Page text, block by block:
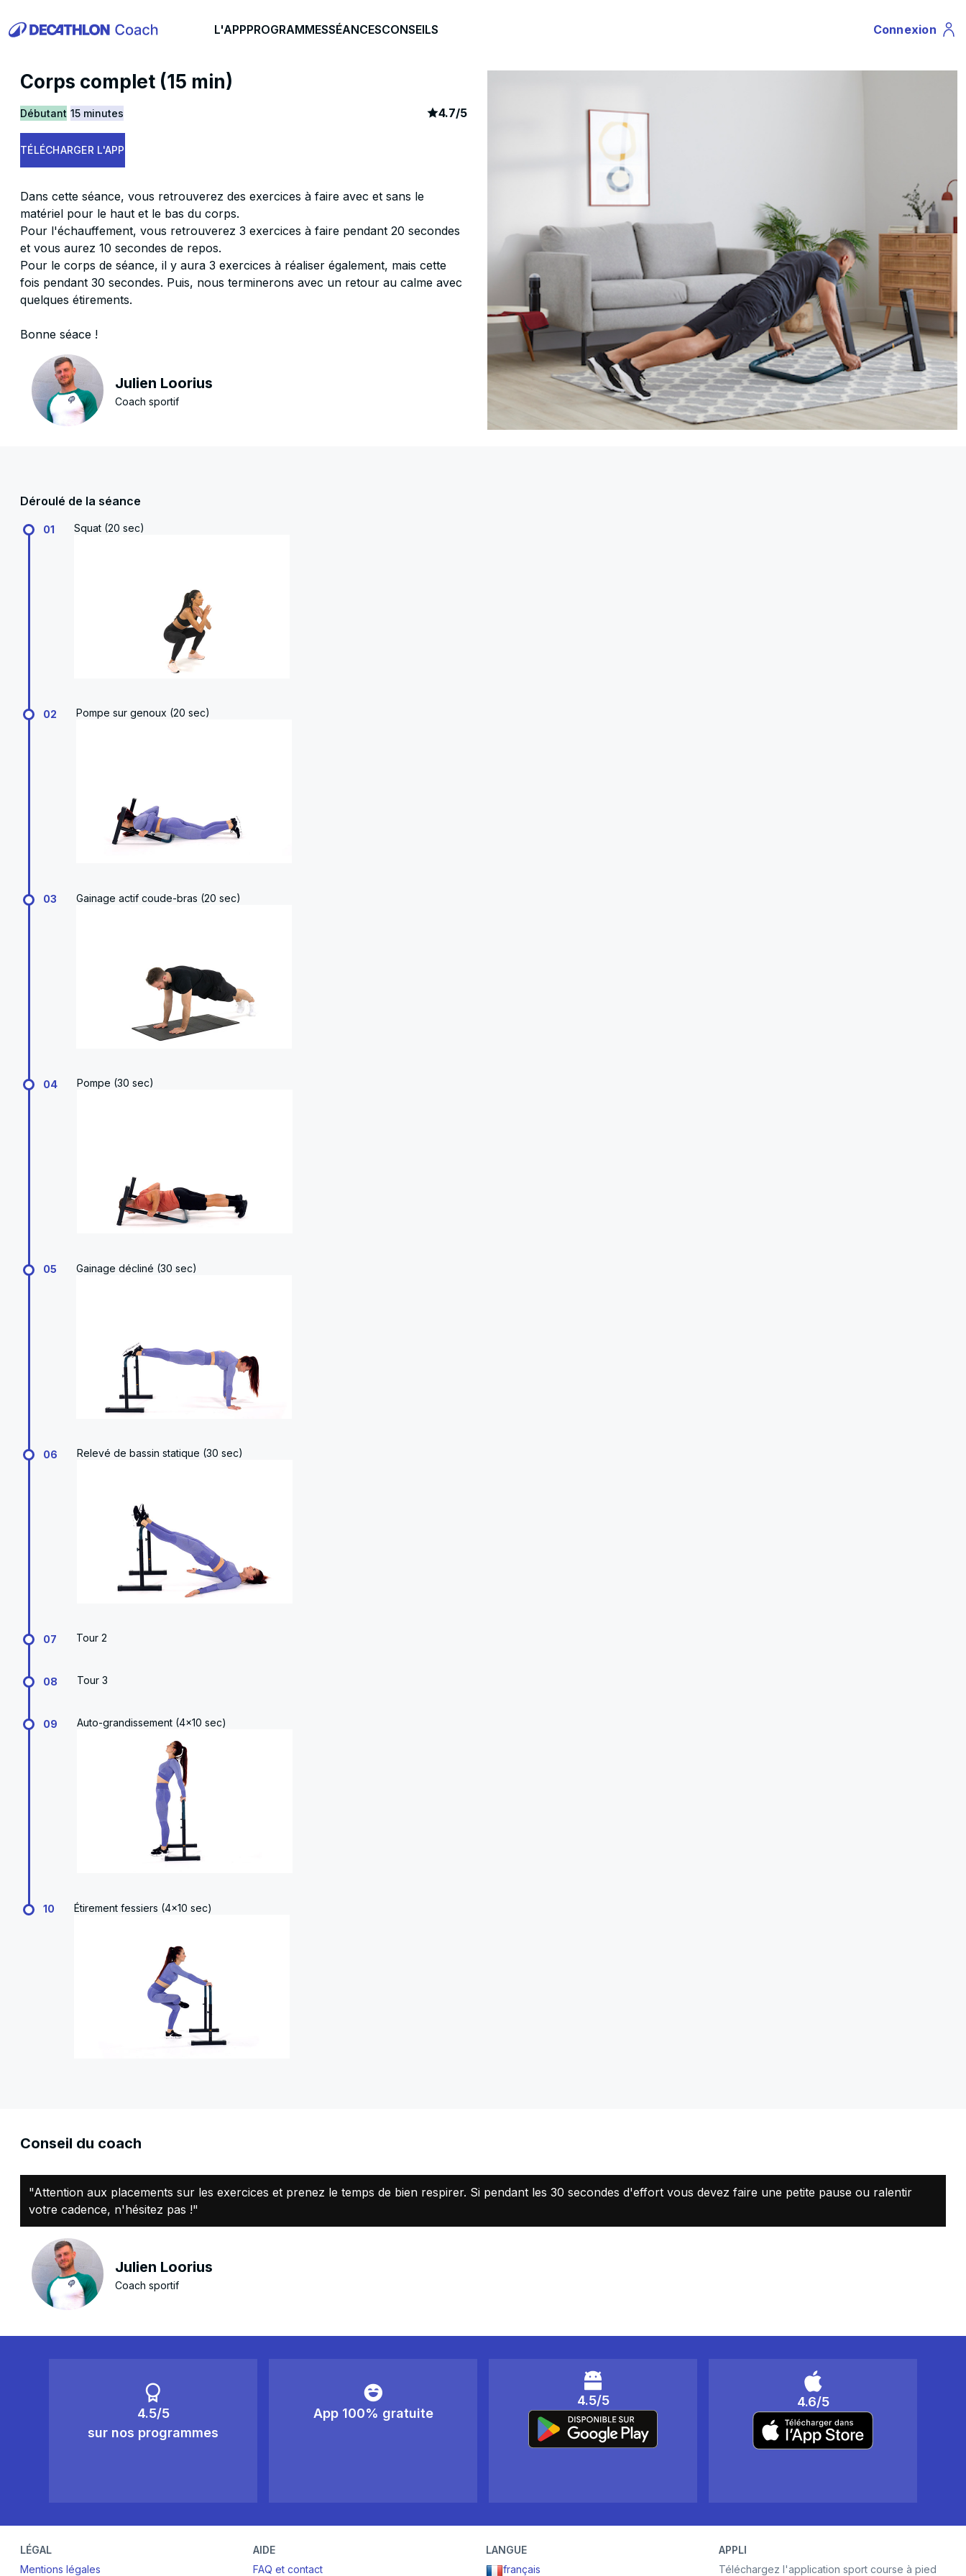
L'APPPROGRAMMESSÉANCESCONSEILS Profile
Connexion
Corps complet (15 min)
Débutant 15 minutes article rating
4.7/518
TÉLÉCHARGER L'APP
Dans cette séance, vous retrouverez des exercices à faire avec et sans le
matériel pour le haut et le bas du corps.
Pour l'échauffement, vous retrouverez 3 exercices à faire pendant 20 secondes
et vous aurez 10 secondes de repos.
Pour le corps de séance, il y aura 3 exercices à réaliser également, mais cette
fois pendant 30 secondes. Puis, nous terminerons avec un retour au calme avec
quelques étirements.
Bonne séace !
Julien Loorius
Coach sportif
Déroulé de la séance
01 Squat (20 sec)
02 Pompe sur genoux (20 sec)
03 Gainage actif coude-bras (20 sec)
04 Pompe (30 sec)
05 Gainage décliné (30 sec)
06 Relevé de bassin statique (30 sec)
07 Tour 2
08 Tour 3
09 Auto-grandissement (4x10 sec)
10 Étirement fessiers (4x10 sec)
Conseil du coach
"Attention aux placements sur les exercices et prenez le temps de bien respirer. Si pendant les 30 secondes d'effort vous devez faire une petite pause ou ralentir
votre cadence, n'hésitez pas !"
Julien Loorius
Coach sportif
4.5/5
sur nos programmes
App 100% gratuite
4.5/5 4.6/5
LÉGAL
Mentions légales
AIDE
FAQ et contact
LANGUE
français
APPLI
Téléchargez l'application sport course à pied